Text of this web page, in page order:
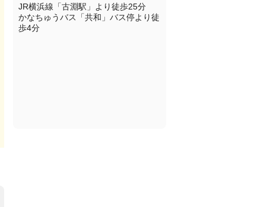
JR横浜線「古淵駅」より徒歩25分
かなちゅうバス「共和」バス停より徒
歩4分